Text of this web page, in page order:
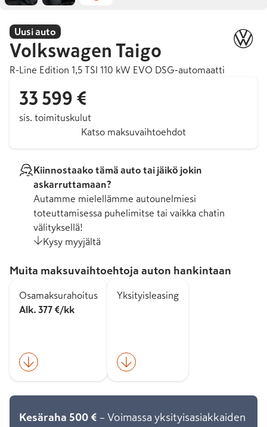
Uusi auto
Volkswagen Taigo
R-Line Edition 1,5 TSI 110 kW EVO DSG-automaatti
33 599 €
sis. toimituskulut
Katso maksuvaihtoehdot
Kiinnostaako tämä auto tai jäikö jokin
askarruttamaan?
Autamme mielellämme autounelmiesi
toteuttamisessa puhelimitse tai vaikka chatin
välityksellä!
Kysy myyjältä
Muita maksuvaihtoehtoja auton hankintaan
Osamaksurahoitus
Alk. 377 €/kk
Yksityisleasing
Kesäraha 500 € – Voimassa yksityisasiakkaiden